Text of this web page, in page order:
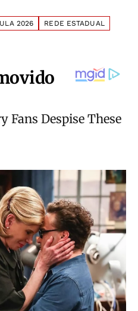
2026
REDE ESTADUAL